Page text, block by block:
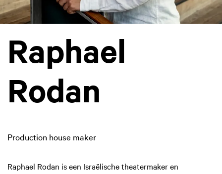
Raphael
Rodan
Production house maker
Raphael Rodan is een Israëlische theatermaker en